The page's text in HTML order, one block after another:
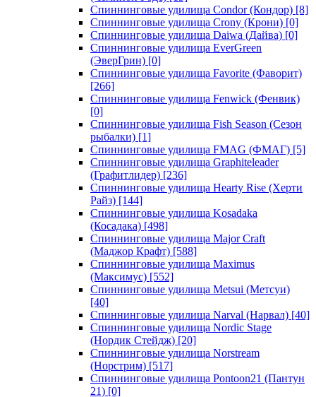
Спиннинговые удилища Condor (Кондор) [8]
Спиннинговые удилища Crony (Крони) [0]
Спиннинговые удилища Daiwa (Дайва) [0]
Спиннинговые удилища EverGreen
(ЭверГрин) [0]
Спиннинговые удилища Favorite (Фаворит)
[266]
Спиннинговые удилища Fenwick (Фенвик)
[0]
Спиннинговые удилища Fish Season (Сезон
рыбалки) [1]
Спиннинговые удилища FMAG (ФМАГ) [5]
Спиннинговые удилища Graphiteleader
(Графитлидер) [236]
Спиннинговые удилища Hearty Rise (Херти
Райз) [144]
Спиннинговые удилища Kosadaka
(Косадака) [498]
Спиннинговые удилища Major Craft
(Маджор Крафт) [588]
Спиннинговые удилища Maximus
(Максимус) [552]
Спиннинговые удилища Metsui (Метсуи)
[40]
Спиннинговые удилища Narval (Нарвал) [40]
Спиннинговые удилища Nordic Stage
(Нордик Стейдж) [20]
Спиннинговые удилища Norstream
(Норстрим) [517]
Спиннинговые удилища Pontoon21 (Пантун
21) [0]